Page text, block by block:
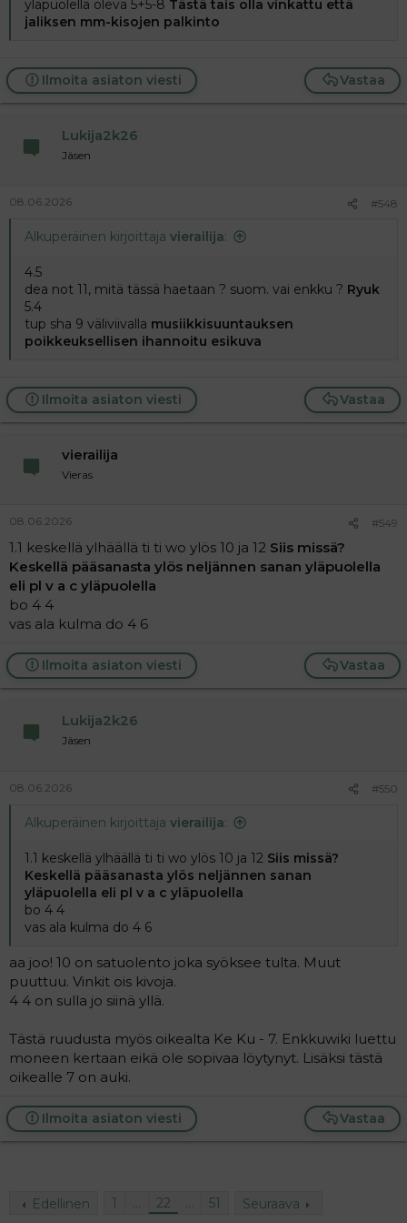
yläpuolella oleva 5+5-8 Tästä tais olla vinkattu että
jaliksen mm-kisojen palkinto
Vastaa
Ilmoita asiaton viesti
Lukija2k26
Jäsen
08.06.2026 #548
Alkuperäinen kirjoittaja vierailija:
4.5
dea not 11, mitä tässä haetaan ? suom. vai enkku ? Ryuk
5.4
tup sha 9 väliviivalla musiikkisuuntauksen
poikkeuksellisen ihannoitu esikuva
Vastaa
Ilmoita asiaton viesti
vierailija
Vieras
08.06.2026 #549
1.1 keskellä ylhäällä ti ti wo ylös 10 ja 12 Siis missä?
Keskellä pääsanasta ylös neljännen sanan yläpuolella
eli pl v a c yläpuolella
bo 4 4
vas ala kulma do 4 6
Vastaa
Ilmoita asiaton viesti
Lukija2k26
Jäsen
08.06.2026 #550
Alkuperäinen kirjoittaja vierailija:
1.1 keskellä ylhäällä ti ti wo ylös 10 ja 12 Siis missä?
Keskellä pääsanasta ylös neljännen sanan
yläpuolella eli pl v a c yläpuolella
bo 4 4
vas ala kulma do 4 6
aa joo! 10 on satuolento joka syöksee tulta. Muut
puuttuu. Vinkit ois kivoja.
4 4 on sulla jo siinä yllä.
Tästä ruudusta myös oikealta Ke Ku - 7. Enkkuwiki luettu
moneen kertaan eikä ole sopivaa löytynyt. Lisäksi tästä
oikealle 7 on auki.
Vastaa
Ilmoita asiaton viesti
Edellinen 1 … 22 … 51 Seuraava